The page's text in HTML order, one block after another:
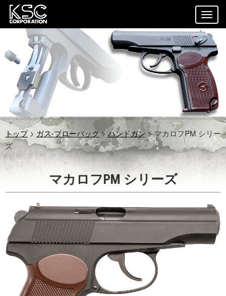
トップ> ガス-ブローバック>ハンドガン > マカロフPM シリー
ズ
マカロフPM シリーズ